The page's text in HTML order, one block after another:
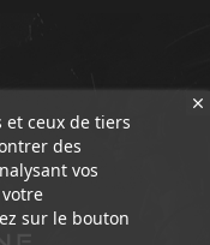
et ceux de tiers
des
vos
sur le bouton